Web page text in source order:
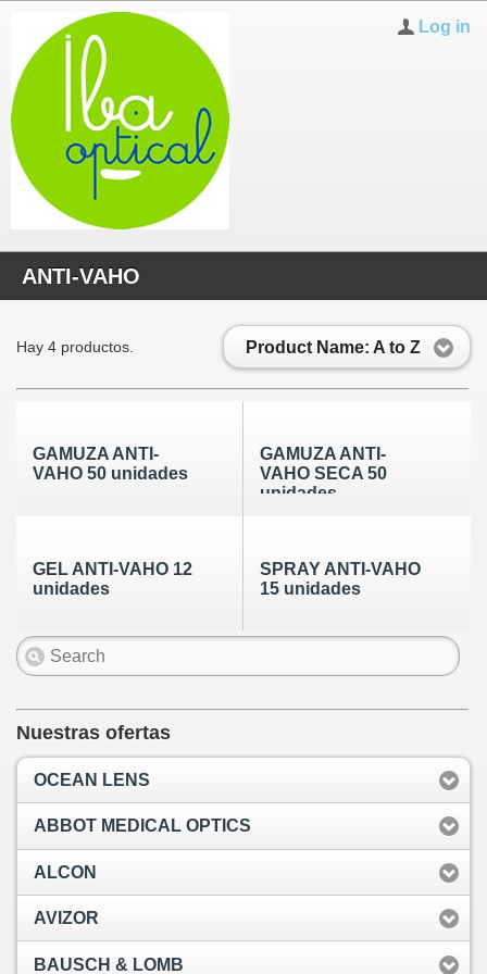
Log in
ANTI-VAHO
Product Name: A to Z
Hay 4 productos.
GAMUZA ANTI-
VAHO 50 unidades
GAMUZA ANTI-
VAHO SECA 50
unidades
GEL ANTI-VAHO 12
unidades
SPRAY ANTI-VAHO
15 unidades
Nuestras ofertas
OCEAN LENS
ABBOT MEDICAL OPTICS
ALCON
AVIZOR
BAUSCH & LOMB